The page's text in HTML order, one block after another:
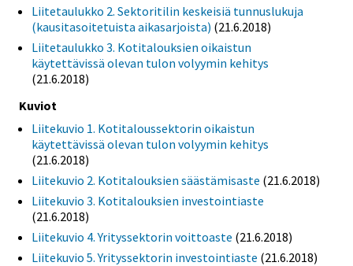
Liitetaulukko 2. Sektoritilin keskeisiä tunnuslukuja
(kausitasoitetuista aikasarjoista) (21.6.2018)
Liitetaulukko 3. Kotitalouksien oikaistun
käytettävissä olevan tulon volyymin kehitys
(21.6.2018)
Kuviot
Liitekuvio 1. Kotitaloussektorin oikaistun
käytettävissä olevan tulon volyymin kehitys
(21.6.2018)
Liitekuvio 2. Kotitalouksien säästämisaste (21.6.2018)
Liitekuvio 3. Kotitalouksien investointiaste
(21.6.2018)
Liitekuvio 4. Yrityssektorin voittoaste (21.6.2018)
Liitekuvio 5. Yrityssektorin investointiaste (21.6.2018)